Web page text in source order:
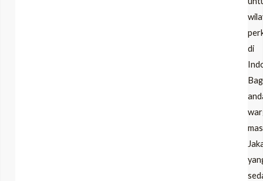
di